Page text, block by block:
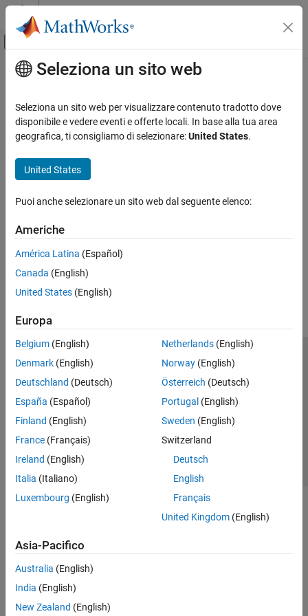
Vai al contenuto
Attiva/disattiva menu di navigazione
Pagina iniziale della documentazione
Contenuto principale
Seleziona un sito web
Seleziona un sito web per visualizzare contenuto tradotto dove
disponibile e vedere eventi e offerte locali. In base alla tua area
geografica, ti consigliamo di selezionare:United States.
United States
Puoi anche selezionare un sito web dal seguente elenco:
Americhe
América Latina (Español)
Canada (English)
United States (English)
Europa
Belgium (English)
Denmark (English)
Deutschland (Deutsch)
España (Español)
Finland (English)
France (Français)
Ireland (English)
Italia (Italiano)
Luxembourg (English)
Netherlands(English)
Norway(English)
Österreich (Deutsch)
Portugal (English)
Sweden (English)
Switzerland
Deutsch
English
Français
United Kingdom(English)
Asia-Pacifico
Australia (English)
India (English)
New Zealand (English)
Centro di fiducia
Informativa sulla privacy
Antipirateria
Stato dell'applicazione
Contatti
© 1994-2026 The MathWorks, Inc.